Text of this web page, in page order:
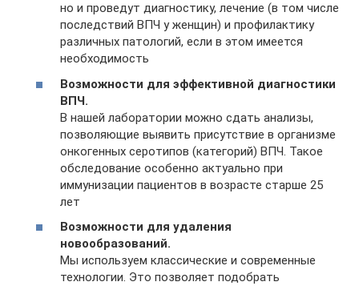
но и проведут диагностику, лечение (в том числе
последствий ВПЧ у женщин) и профилактику
различных патологий, если в этом имеется
необходимость
Возможности для эффективной диагностики
ВПЧ.
В нашей лаборатории можно сдать анализы,
позволяющие выявить присутствие в организме
онкогенных серотипов (категорий) ВПЧ. Такое
обследование особенно актуально при
иммунизации пациентов в возрасте старше 25
лет
Возможности для удаления
новообразований.
Мы используем классические и современные
технологии. Это позволяет подобрать